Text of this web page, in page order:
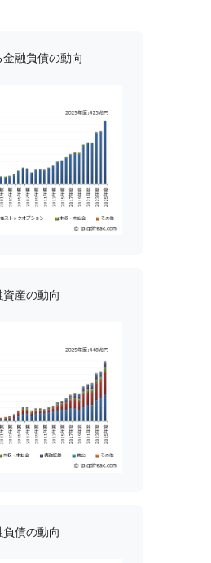
融負債の動向
産の動向
債の動向